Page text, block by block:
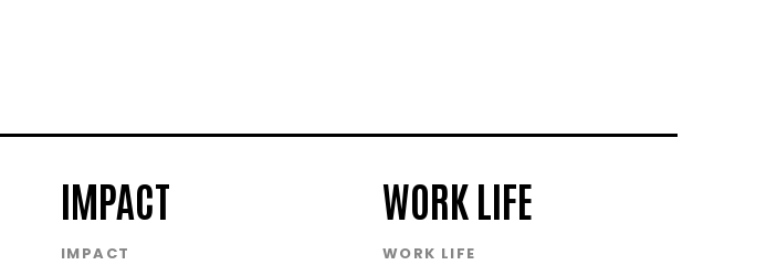
IMPACT
IMPACT
WORK LIFE
WORK LIFE